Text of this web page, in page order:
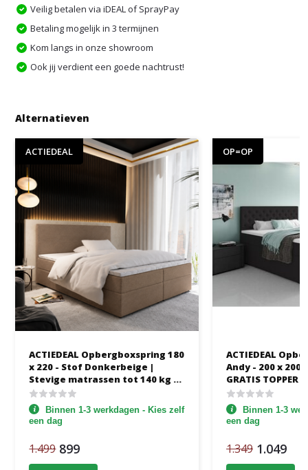
Veilig betalen via iDEAL of SprayPay
Betaling mogelijk in 3 termijnen
Kom langs in onze showroom
Ook jij verdient een goede nachtrust!
Alternatieven
ACTIEDEAL
ACTIEDEAL Opbergboxspring 180
x 220 - Stof Donkerbeige |
Stevige matrassen tot 140 kg -
Hoofdbord Glad
Binnen 1-3 werkdagen - Kies zelf
een dag
1.499 899
OP=OP
ACTIEDEAL
Andy - 200 x
GRATIS TOPPER
Pocketvering +
hogeBinnen 1-3
een dag
1.349 1.049